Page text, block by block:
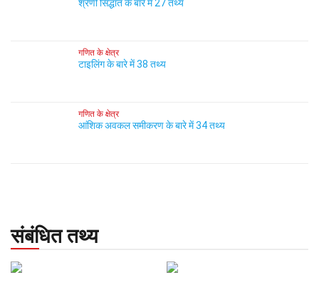
श्रेणी सिद्धांत के बारे में 27 तथ्य
गणित के क्षेत्र
टाइलिंग के बारे में 38 तथ्य
गणित के क्षेत्र
आंशिक अवकल समीकरण के बारे में 34 तथ्य
संबंधित तथ्य